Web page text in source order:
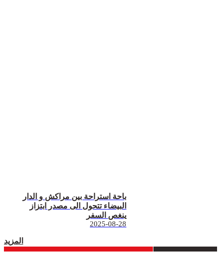
باحة استراحة بين مراكش و الدار
البيضاء تتحول الى مصدر ابتزاز
ينغص السفر
2025-08-28
المزيد